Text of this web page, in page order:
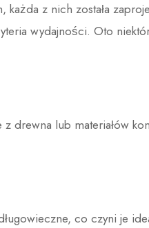
z nich została
wydajności. Oto
drewna lub materiałów
co czyni je